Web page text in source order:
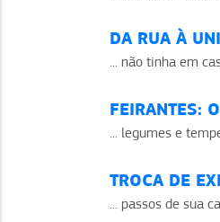
DA RUA À
... não tinha em
FEIRANTES:
... legumes e
TROCA DE
... passos de sua